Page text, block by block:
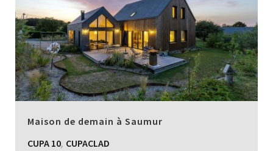
Maison de demain à Saumur
CUPA 10, CUPACLAD